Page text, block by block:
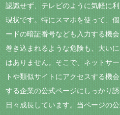
認識せず、テレビのように気軽に
現状です。特にスマホを使って、
ードの暗証番号なども入力する機
巻き込まれるような危険も、大い
はありません。そこで、ネットサ
トや類似サイトにアクセスする機
する企業の公式ページにしっかり
日々成長しています。当ページの